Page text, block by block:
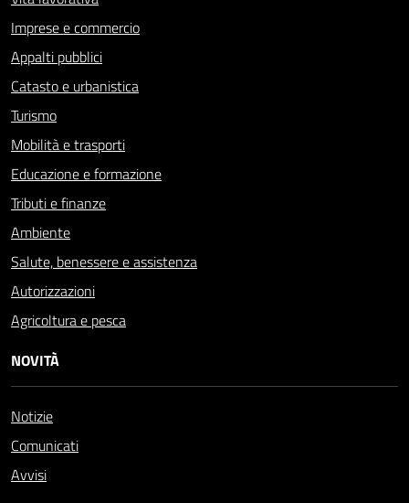
Imprese e commercio
Appalti pubblici
Catasto e urbanistica
Turismo
Mobilità e trasporti
Educazione e formazione
Tributi e finanze
Ambiente
Salute, benessere e assistenza
Autorizzazioni
Agricoltura e pesca
NOVITÀ
Notizie
Comunicati
Avvisi